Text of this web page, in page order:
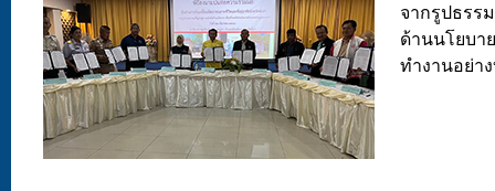
จากรูปธรร
ด้านนโยบา
ทำงานอย่า